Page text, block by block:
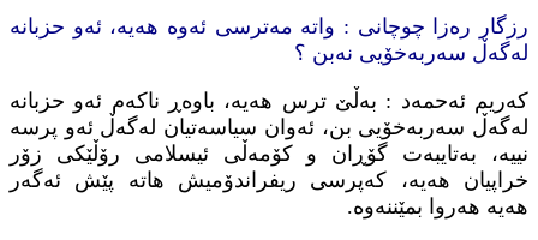
رزگار ره‌زا چوچانی : واته‌ مه‌ترسی ئه‌وه‌ هه‌یه‌، ئه‌و حزبانه‌
له‌گه‌ڵ سه‌ربه‌خۆیی نه‌بن ؟
كه‌ریم ئه‌حمه‌د : به‌ڵێ ترس هه‌یه‌، باوه‌ڕ ناكه‌م ئه‌و حزبانه‌
له‌گه‌ڵ سه‌ربه‌خۆیی بن، ئه‌وان سیاسه‌تیان له‌گه‌ڵ ئه‌و پرسه‌
نییه‌، به‌تایبه‌ت گۆڕان و كۆمه‌ڵی ئیسلامی رۆڵێكی زۆر
خراپیان هه‌یه‌، كه‌پرسی ریفراندۆمیش هاته‌ پێش ئه‌گه‌ر
هه‌یه‌ هه‌روا بمێننه‌وه‌.